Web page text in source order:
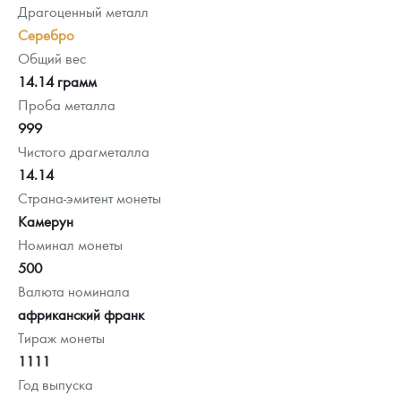
Драгоценный металл
Серебро
Общий вес
14.14 грамм
Проба металла
999
Чистого драгметалла
14.14
Страна-эмитент монеты
Камерун
Номинал монеты
500
Валюта номинала
африканский франк
Тираж монеты
1111
Год выпуска